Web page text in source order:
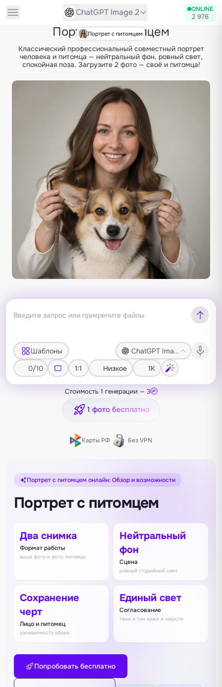
ChatGPT Image 2 ONLINE
2 976
Портрет с питомцем
Портрет с питомцем
Классический профессиональный совместный портрет
человека и питомца — нейтральный фон, ровный свет,
спокойная поза. Загрузите 2 фото — своё и питомца!
Шаблоны
ChatGPT Image 2
0/10
1:1 Низкое 1K
Стоимость 1 генерации — 3
1 фото бесплатно
Карты РФ Без VPN
Портрет с питомцем онлайн: Обзор и возможности
Портрет с питомцем
Два снимка
Формат работы
ваше фото и фото питомца
Нейтральный
фон
Сцена
ровный студийный свет
Сохранение
черт
Лицо и питомец
узнаваемость обоих
Единый свет
Согласование
тени и тон кожи и шерсти
Попробовать бесплатно